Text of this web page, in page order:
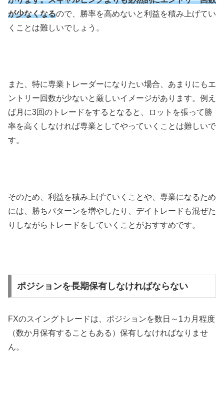
が少なくなるので、勝率を高めないと利益を積み上げてい
くことは難しいでしょう。
また、特に専業トレーダーになりたい場合、あまりにもエ
ントリー回数が少ないと厳しいイメージがあります。例え
ば月に3回のトレードをするとなると、ロットを張って勝
率を高くしなければ専業としてやっていくことは難しいで
す。
そのため、利益を積み上げていくことや、専業になるため
には、勝ちパターンを増やしたり、デイトレードも混ぜた
りしながらトレードをしていくことがおすすめです。
ポジションを長期保有しなければならない
FXのスイングトレードは、ポジションを数日～ 1カ月程度
（数か月保有することもある）保有しなければなりませ
ん。